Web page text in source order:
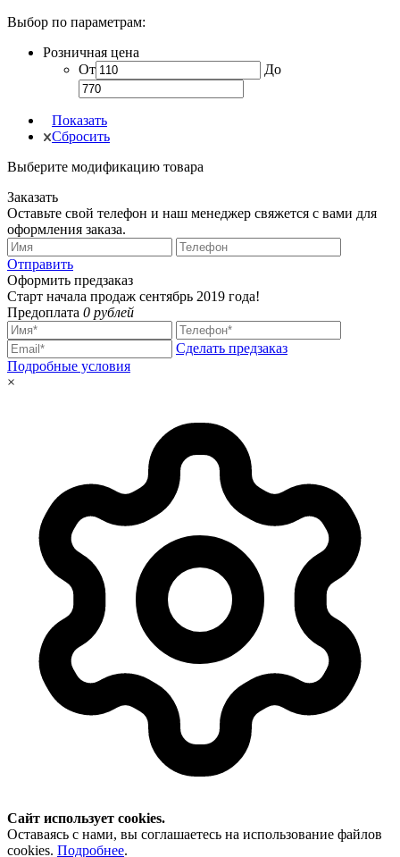
Выбор по параметрам:
Розничная цена
От
До
Показать
Сбросить
Выберите модификацию товара
Заказать
Оставьте свой телефон и наш менеджер свяжется с вами для
оформления заказа.
Отправить
Оформить предзаказ
Старт начала продаж сентябрь 2019 года!
Предоплата 0 рублей
Сделать предзаказ
Подробные условия
×
Сайт использует cookies.
Оставаясь с нами, вы соглашаетесь на использование файлов
cookies. Подробнее.